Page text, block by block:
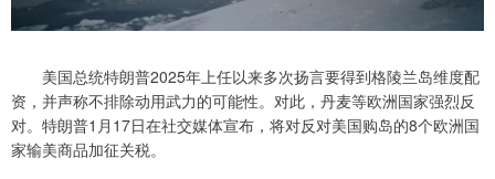
美国总统特朗普2025年上任以来多次扬言要得到格陵兰岛维度配
资，并声称不排除动用武力的可能性。对此，丹麦等欧洲国家强烈反
对。特朗普1月17日在社交媒体宣布，将对反对美国购岛的8个欧洲国
家输美商品加征关税。